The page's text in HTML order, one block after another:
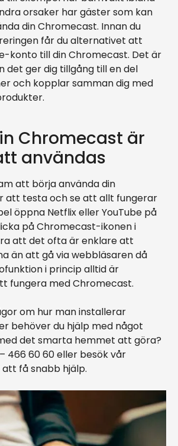
orsaker har gäster som kan
din Chromecast. Innan du
får du alternativet att
konto till din Chromecast. Det är
det ger dig tillgång till en del
och kopplar samman dig med
Chromecast är
användas
att börja använda din
att testa och se att allt fungerar
öppna Netflix eller YouTube på
på Chromecast-ikonen i
att det ofta är enklare att
än att gå via webbläsaren då
i princip alltid är
fungera med Chromecast.
om hur man installerar
behöver du hjälp med något
det smarta hemmet att göra?
466 60 60 eller besök vår
få snabb hjälp.